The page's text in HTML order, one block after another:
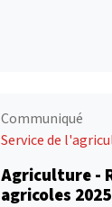
Communiqué
Service de
Agriculture -
agricoles 2025